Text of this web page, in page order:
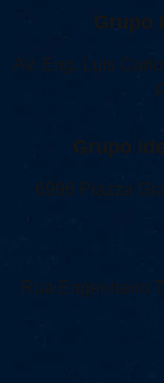
Grupo
Av. Eng. Luis
Grupo
6996 Piazza
Rua Engenheiro